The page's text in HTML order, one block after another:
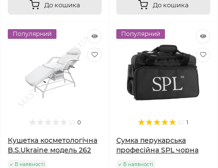
До кошика До кошика
Популярний
0
Кушетка косметологічна
B.S.Ukraine модель 262
В наявності
Популярний
1
Сумка перукарська
професійна SPL чорна
В наявності